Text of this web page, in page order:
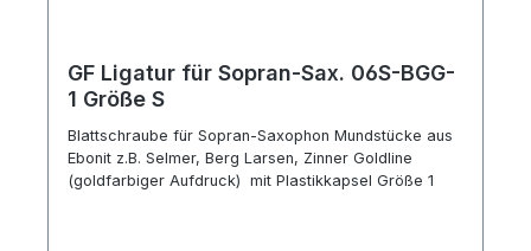
GF Ligatur für Sopran-Sax. 06S-BGG-
1 Größe S
Blattschraube für Sopran-Saxophon Mundstücke aus
Ebonit z.B. Selmer, Berg Larsen, Zinner Goldline